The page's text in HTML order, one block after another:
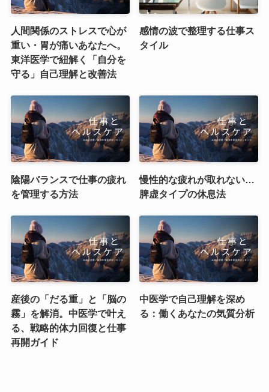
人間関係のストレスで心が
重い・胃が痛いあなたへ。
東洋医学で紐解く「自分を
守る」自己理解と改善法
感情の波で整理する仕事ス
タイル
陰陽バランスで仕事の疲れ
を管理する方法
慢性的な疲れが取れない…
脾虚タイプの休息法
産後の「だる重」と「脳の
霧」を解消。中医学で叶え
る、戦略的体力回復と仕事
再開ガイド
中医学で自己理解を深め
る：働くあなたの気質分析